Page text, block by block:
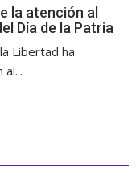
la atención al
Día de la Patria
Libertad ha